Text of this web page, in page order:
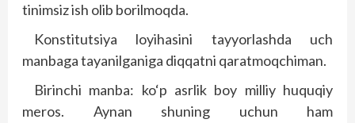
tinimsiz ish olib borilmoqda.
Konstitutsiya loyihasini tayyorlashda uch
manbaga tayanilganiga diqqatni qaratmoqchiman.
Birinchi manba: ko‘p asrlik boy milliy huquqiy
meros. Aynan shuning uchun ham